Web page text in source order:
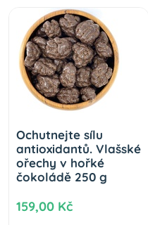
Ochutnejte sílu
antioxidantů. Vlašské
ořechy v hořké
čokoládě 250 g
159,00 Kč